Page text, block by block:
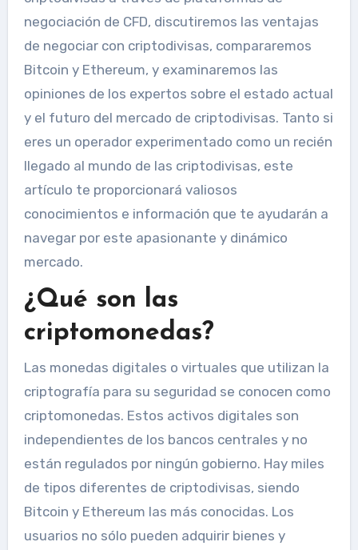
negociación de CFD, discutiremos las ventajas
de negociar con criptodivisas, compararemos
Bitcoin y Ethereum, y examinaremos las
opiniones de los expertos sobre el estado actual
y el futuro del mercado de criptodivisas. Tanto si
eres un operador experimentado como un recién
llegado al mundo de las criptodivisas, este
artículo te proporcionará valiosos
conocimientos e información que te ayudarán a
navegar por este apasionante y dinámico
mercado.
¿Qué son las
criptomonedas?
Las monedas digitales o virtuales que utilizan la
criptografía para su seguridad se conocen como
criptomonedas. Estos activos digitales son
independientes de los bancos centrales y no
están regulados por ningún gobierno. Hay miles
de tipos diferentes de criptodivisas, siendo
Bitcoin y Ethereum las más conocidas. Los
usuarios no sólo pueden adquirir bienes y